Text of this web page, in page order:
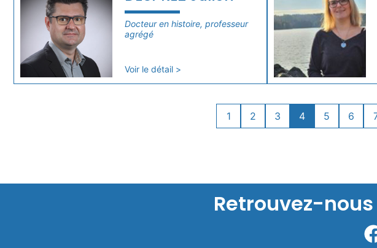
Docteur en histoire, professeur
agrégé
Voir le détail >
1 2 3 4 5 6
Retrouvez-